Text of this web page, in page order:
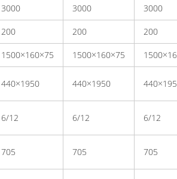
3000 3000 3000
200 200 200
1500×160×75 1500×160×75
440×1950 440×1950
6/12 6/12 6/12
705 705 705